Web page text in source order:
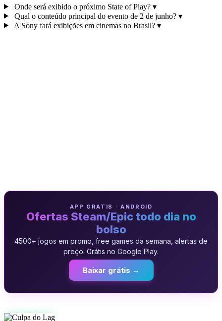
Onde será exibido o próximo State of Play? ▾
Qual o conteúdo principal do evento de 2 de junho? ▾
A Sony fará exibições em cinemas no Brasil? ▾
APP GRATIS · ANDROID
Ofertas Steam/Epic todo dia no
bolso
4500+ jogos em promo, free games da semana, alertas de
preço. Grátis no Google Play.
Baixar grátis →